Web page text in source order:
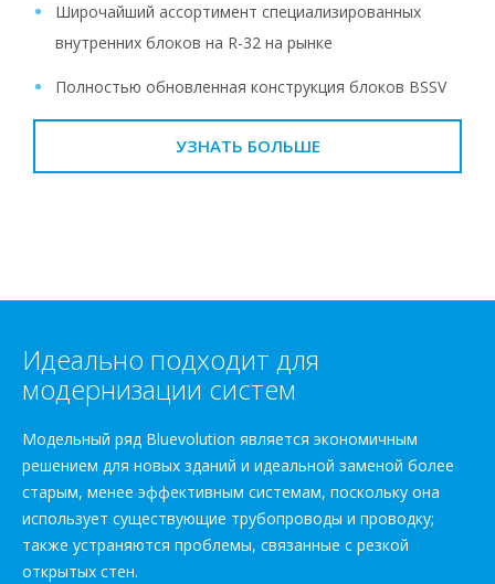
Широчайший ассортимент специализированных
внутренних блоков на R-32 на рынке
Полностью обновленная конструкция блоков BSSV
УЗНАТЬ БОЛЬШЕ
Идеально подходит для
модернизации систем
Модельный ряд Bluevolution является экономичным
решением для новых зданий и идеальной заменой более
старым, менее эффективным системам, поскольку она
использует существующие трубопроводы и проводку;
также устраняются проблемы, связанные с резкой
открытых стен.